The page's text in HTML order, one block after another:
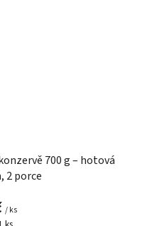
700 g – hotová
2 porce
/ ks